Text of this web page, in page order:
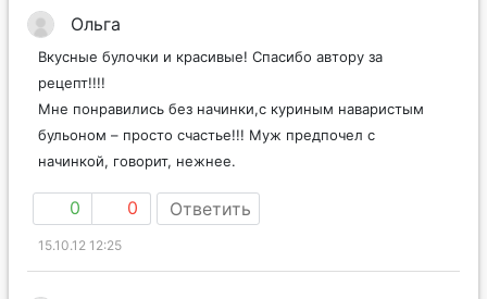
Ольга
Вкусные булочки и красивые! Спасибо автору за
рецепт!!!!
Мне понравились без начинки,с куриным наваристым
бульоном – просто счастье!!! Муж предпочел с
начинкой, говорит, нежнее.
0 0 Ответить
15.10.12 12:25